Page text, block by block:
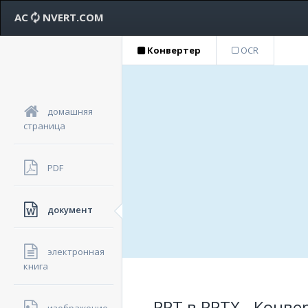
AC NVERT.COM
домашняя
страница
PDF
документ
электронная
книга
Конвертер OCR